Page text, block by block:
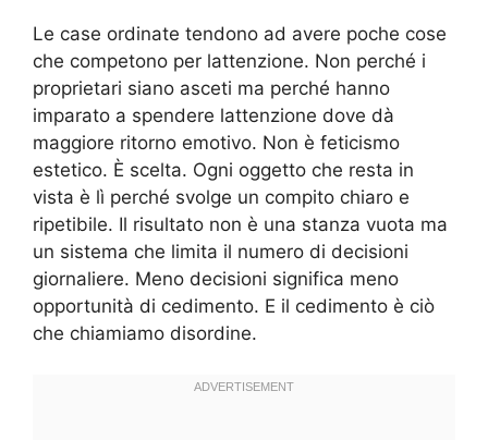
Le case ordinate tendono ad avere poche cose
che competono per lattenzione. Non perché i
proprietari siano asceti ma perché hanno
imparato a spendere lattenzione dove dà
maggiore ritorno emotivo. Non è feticismo
estetico. È scelta. Ogni oggetto che resta in
vista è lì perché svolge un compito chiaro e
ripetibile. Il risultato non è una stanza vuota ma
un sistema che limita il numero di decisioni
giornaliere. Meno decisioni significa meno
opportunità di cedimento. E il cedimento è ciò
che chiamiamo disordine.